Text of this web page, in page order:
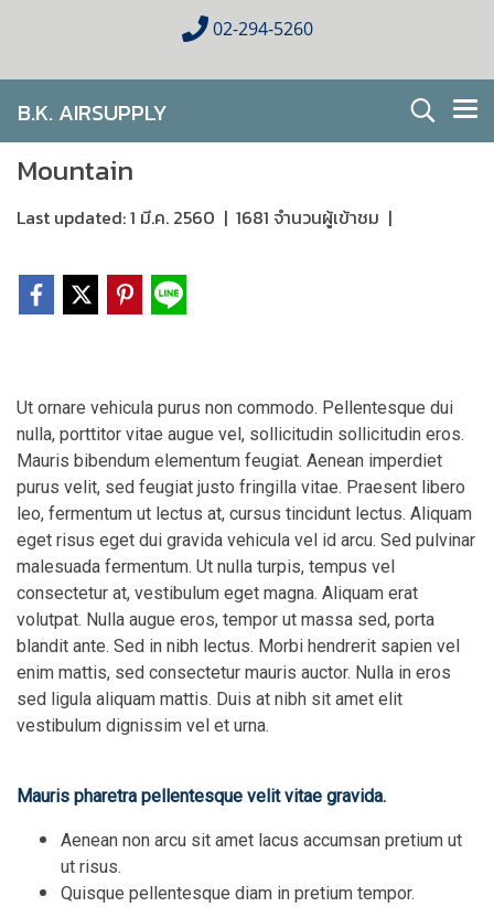
02-294-5260
B.K. AIRSUPPLY
AIR CONDITIONING FOR HOMES & BUSINESES
Mountain
Last updated: 1 มี.ค. 2560 | 1681 จำนวนผู้เข้าชม |
Ut ornare vehicula purus non commodo. Pellentesque dui
nulla, porttitor vitae augue vel, sollicitudin sollicitudin eros.
Mauris bibendum elementum feugiat. Aenean imperdiet
purus velit, sed feugiat justo fringilla vitae. Praesent libero
leo, fermentum ut lectus at, cursus tincidunt lectus. Aliquam
eget risus eget dui gravida vehicula vel id arcu. Sed pulvinar
malesuada fermentum. Ut nulla turpis, tempus vel
consectetur at, vestibulum eget magna. Aliquam erat
volutpat. Nulla augue eros, tempor ut massa sed, porta
blandit ante. Sed in nibh lectus. Morbi hendrerit sapien vel
enim mattis, sed consectetur mauris auctor. Nulla in eros
sed ligula aliquam mattis. Duis at nibh sit amet elit
vestibulum dignissim vel et urna.
Mauris pharetra pellentesque velit vitae gravida.
Aenean non arcu sit amet lacus accumsan pretium ut
ut risus.
Quisque pellentesque diam in pretium tempor.